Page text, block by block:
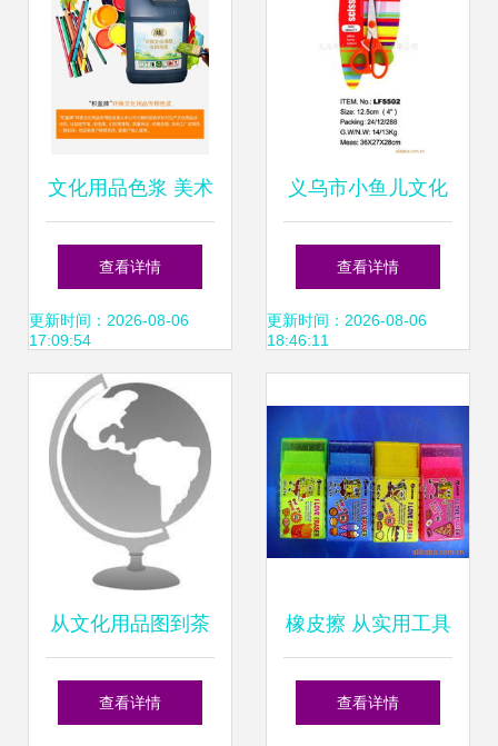
的茶壶零售新趋势
文化用品色浆 美术
创作的安全环保之
选
查看详情
更新时间：2026-08-06
17:09:54
义乌市小鱼儿文化
用品 专业裁剪用品
与多元文化用品产
查看详情
更新时间：2026-08-06
18:46:11
从文化用品图到茶
壶零售 传统与现代
查看详情
橡皮擦 从实用工具
到文化符号的演变
查看详情